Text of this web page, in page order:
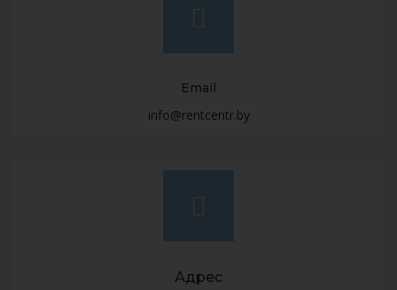
Email
info@rentcentr.by
Адрес